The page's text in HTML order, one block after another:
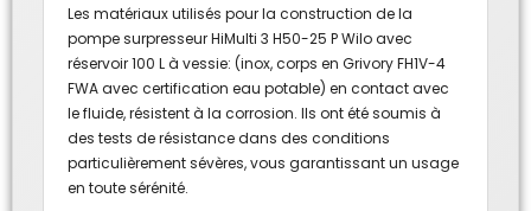
Les matériaux utilisés pour la construction de la
pompe surpresseur HiMulti 3 H50-25 P Wilo avec
réservoir 100 L à vessie: (inox, corps en Grivory FH1V-4
FWA avec certification eau potable) en contact avec
le fluide, résistent à la corrosion. Ils ont été soumis à
des tests de résistance dans des conditions
particulièrement sévères, vous garantissant un usage
en toute sérénité.